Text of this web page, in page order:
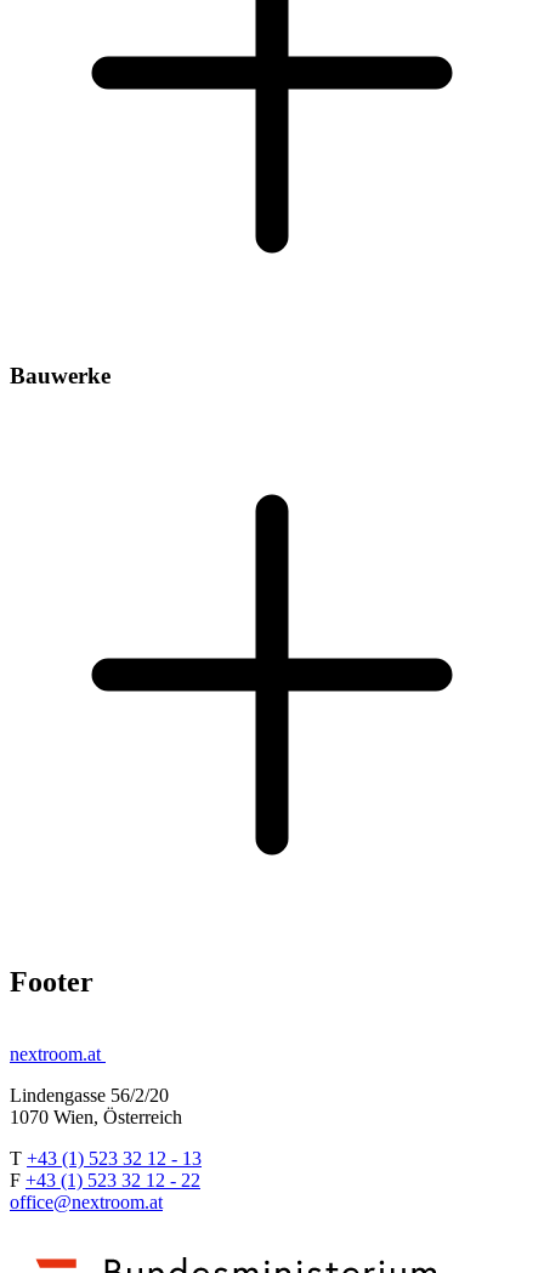
Bauwerke
Footer
nextroom.at
Lindengasse 56/2/20
1070 Wien, Österreich
T +43 (1) 523 32 12 - 13
F +43 (1) 523 32 12 - 22
office@nextroom.at